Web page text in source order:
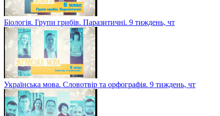
Біологія. Групи грибів. Паразитичні. 9 тиждень, чт
Українська мова. Словотвір та орфографія. 9 тиждень, чт